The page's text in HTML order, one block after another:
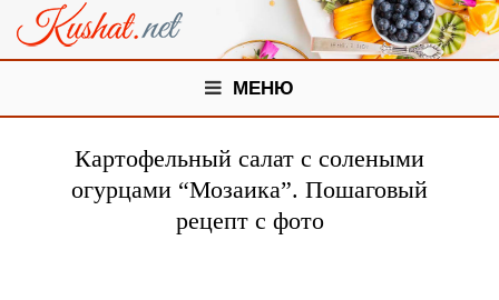
МЕНЮ
Картофельный салат с солеными
огурцами “Мозаика”. Пошаговый
рецепт с фото